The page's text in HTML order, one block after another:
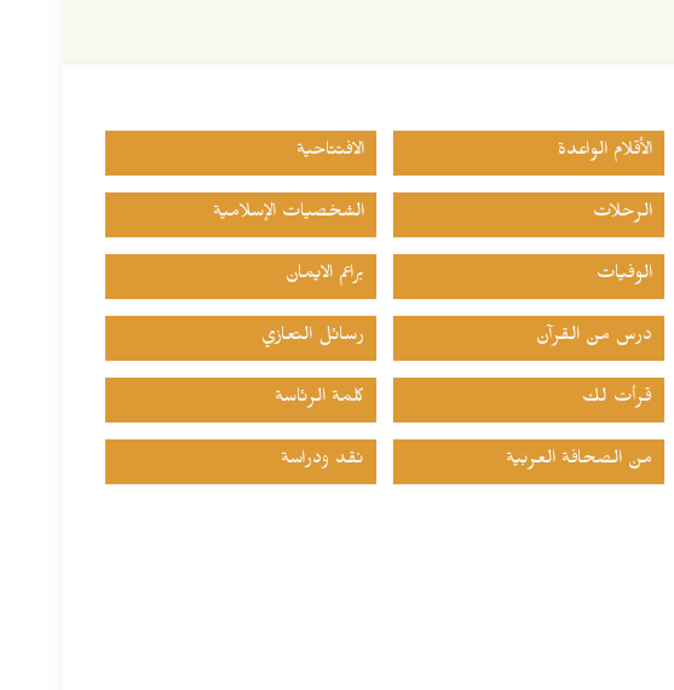
الأقلام الواعدة الافتتاحية
الرحلات الشخصيات الإسلامية
الوفيات براعم الايمان
درس من القرآن رسائل التعازي
قرأت لك كلمة الرئاسة
من الصحافة العربية نقد ودراسة